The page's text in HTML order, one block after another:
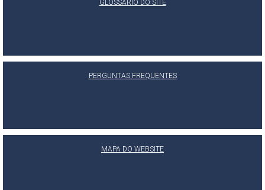
GLOSSÁRIO DO SITE
PERGUNTAS FREQUENTES
MAPA DO WEBSITE